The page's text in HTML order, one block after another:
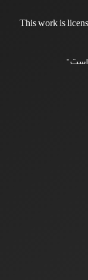
This work is
است"